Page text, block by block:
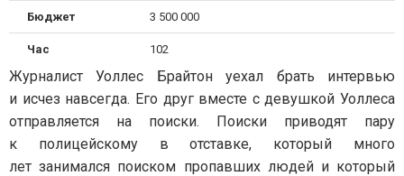
Бюджет 3 500 000
Час 102
Журналист Уоллес Брайтон уехал брать интервью
и исчез навсегда. Его друг вместе с девушкой Уоллеса
отправляется на поиски. Поиски приводят пару
к полицейскому в отставке, который много
лет занимался поиском пропавших людей и который